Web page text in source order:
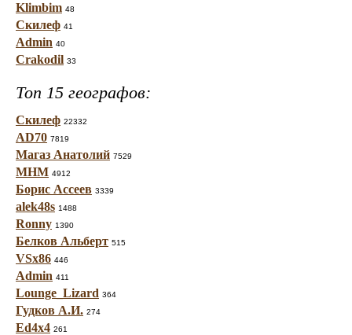
Klimbim 48
Скилеф 41
Admin 40
Crakodil 33
Топ 15 географов:
Скилеф 22332
AD70 7819
Магаз Анатолий 7529
МНМ 4912
Борис Ассеев 3339
alek48s 1488
Ronny 1390
Белков Альберт 515
VSx86 446
Admin 411
Lounge_Lizard 364
Гудков А.И. 274
Ed4x4 261